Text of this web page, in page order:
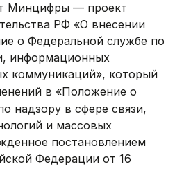
Минцифры — проект
РФ «О внесении
о Федеральной службе по
информационных
коммуникаций», который
в «Положение о
надзору в сфере связи,
и массовых
постановлением
Федерации от 16